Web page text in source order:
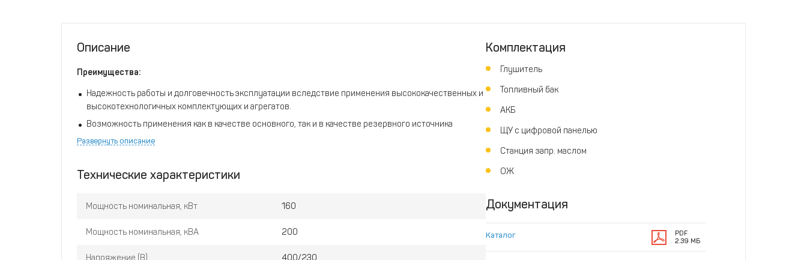
Описание
Преимущества:
Надежность работы и долговечность эксплуатации вследствие применения высококачественных и
высокотехнологичных комплектующих и агрегатов.
Возможность применения как в качестве основного, так и в качестве резервного источника
электроснабжения.
Увеличенный ресурс работы двигателей.
Низкий расход топлива и моторного масла.
Развернуть описание
Технические характеристики
Мощность номинальная, кВт 160
Мощность номинальная, кВА 200
Напряжение (В) 400/230
Комплектация
Глушитель
Топливный бак
АКБ
ЩУ с цифровой панелью
Станция запр. маслом
ОЖ
Документация
Каталог
PDF
2.39 МБ